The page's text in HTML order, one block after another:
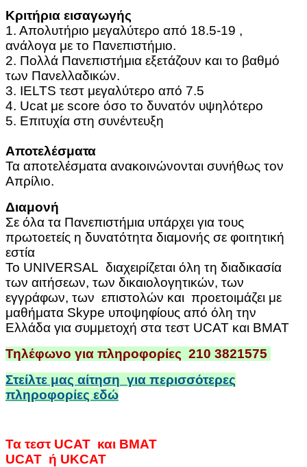
Κριτήρια εισαγωγής
1. Απολυτήριο μεγαλύτερο από 18.5-19 ,
ανάλογα με το Πανεπιστήμιο.
2. Πολλά Πανεπιστήμια εξετάζουν και το βαθμό
των Πανελλαδικών.
3. IELTS τεστ μεγαλύτερο από 7.5
4. Ucat με score όσο το δυνατόν υψηλότερο
5. Επιτυχία στη συνέντευξη
Αποτελέσματα
Τα αποτελέσματα ανακοινώνονται συνήθως τον
Απρίλιο.
Διαμονή
Σε όλα τα Πανεπιστήμια υπάρχει για τους
πρωτοετείς η δυνατότητα διαμονής σε φοιτητική
εστία
Το UNIVERSAL διαχειρίζεται όλη τη διαδικασία
των αιτήσεων, των δικαιολογητικών, των
εγγράφων, των επιστολών και προετοιμάζει με
μαθήματα Skype υποψηφίους από όλη την
Ελλάδα για συμμετοχή στα τεστ UCAT και BMAT
Τηλέφωνο για πληροφορίες 210 3821575
Στείλτε μας αίτηση για περισσότερες
πληροφορίες εδώ
Τα τεστ UCAT και BMAT
UCAT ή UKCAT